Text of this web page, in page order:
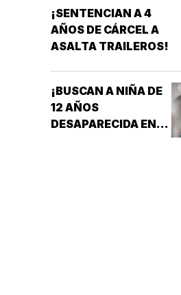
¡SENTENCIAN A 4
AÑOS DE CÁRCEL A
ASALTA TRAILEROS!
¡BUSCAN A NIÑA DE
12 AÑOS
DESAPARECIDA EN